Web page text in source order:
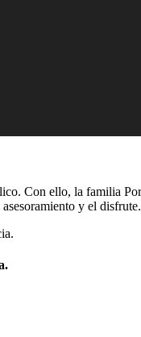
Con ello, la familia
y el disfrute.